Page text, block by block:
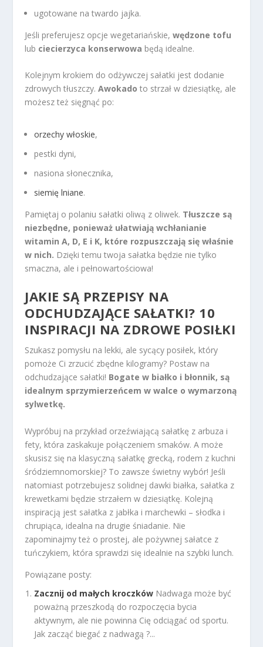
ugotowane na twardo jajka.
Jeśli preferujesz opcje wegetariańskie,wędzone tofu
lub ciecierzyca konserwowa będą idealne.
Kolejnym krokiem do odżywczej sałatki jest dodanie
zdrowych tłuszczy.Awokado to strzał w dziesiątkę, ale
możesz też sięgnąć po:
orzechy włoskie,
pestki dyni,
nasiona słonecznika,
siemię lniane.
Pamiętaj o polaniu sałatki oliwą z oliwek. Tłuszcze są
niezbędne, ponieważ ułatwiają wchłanianie
witamin A, D, E i K, które rozpuszczają się właśnie
w nich. Dzięki temu twoja sałatka będzie nie tylko
smaczna, ale i pełnowartościowa!
JAKIE SĄ PRZEPISY NA
ODCHUDZAJĄCE SAŁATKI? 10
INSPIRACJI NA ZDROWE POSIŁKI
Szukasz pomysłu na lekki, ale sycący posiłek, który
pomoże Ci zrzucić zbędne kilogramy? Postaw na
odchudzające sałatki! Bogate w białko i błonnik, są
idealnym sprzymierzeńcem w walce o wymarzoną
sylwetkę.
Wypróbuj na przykład orzeźwiającą sałatkę z arbuza i
fety, która zaskakuje połączeniem smaków. A może
skusisz się na klasyczną sałatkę grecką, rodem z kuchni
śródziemnomorskiej? To zawsze świetny wybór! Jeśli
natomiast potrzebujesz solidnej dawki białka, sałatka z
krewetkami będzie strzałem w dziesiątkę. Kolejną
inspiracją jest sałatka z jabłka i marchewki – słodka i
chrupiąca, idealna na drugie śniadanie. Nie
zapominajmy też o prostej, ale pożywnej sałatce z
tuńczykiem, która sprawdzi się idealnie na szybki lunch.
Powiązane posty:
Zacznij od małych kroczków Nadwaga może być
poważną przeszkodą do rozpoczęcia bycia
aktywnym, ale nie powinna Cię odciągać od sportu.
Jak zacząć biegać z nadwagą ?...